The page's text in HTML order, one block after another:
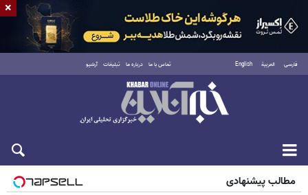
فارسی العربية English تماس با ما درباره ما تبلیغات آرشیو
پنجشنبه ۱۵ مرداد ۱۴۰۵
مطالب پیشنهادی
×